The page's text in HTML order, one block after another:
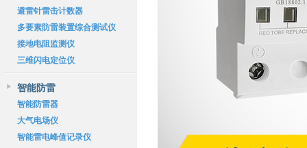
避雷针雷击计数器
多要素防雷装置综合测试仪
接地电阻监测仪
三维闪电定位仪
智能防雷
智能防雷器
大气电场仪
智能雷电峰值记录仪